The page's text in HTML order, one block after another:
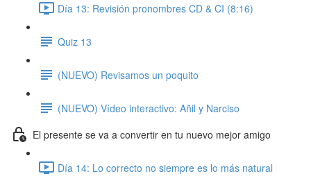
Día 13: Revisión pronombres CD & CI (8:16)
Quiz 13
(NUEVO) Revisamos un poquito
(NUEVO) Vídeo interactivo: Añil y Narciso
El presente se va a convertir en tu nuevo mejor amigo
Día 14: Lo correcto no siempre es lo más natural